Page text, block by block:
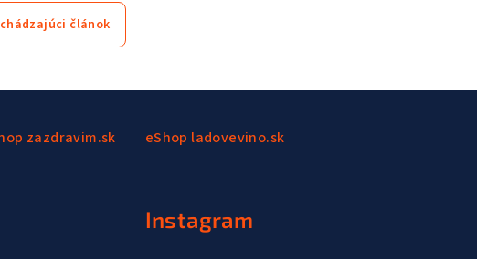
článok
zazdravim.sk eShop ladovevino.sk
Instagram